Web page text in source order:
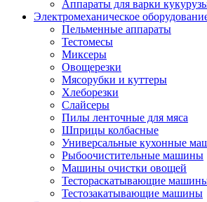
Аппараты для варки
Электромеханическое
Пельменные аппараты
Тестомесы
Миксеры
Овощерезки
Мясорубки и куттеры
Хлеборезки
Слайсеры
Пилы ленточные для мяса
Шприцы колбасные
Универсальные кухонные
Рыбоочистительные машины
Машины очистки овощей
Тестораскатывающие
Тестозакатывающие машины